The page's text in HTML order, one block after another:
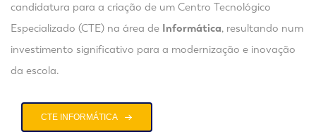
candidatura para a criação de um Centro Tecnológico
Especializado (CTE) na área de Informática, resultando num
investimento significativo para a modernização e inovação
da escola.
CTE INFORMÁTICA